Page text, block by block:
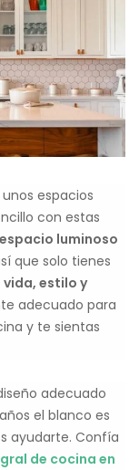
espacios
con estas
espacio luminoso
que solo tienes
estilo y
adecuado para
y te sientas
adecuado
el blanco es
ayudarte. Confía
de cocina en